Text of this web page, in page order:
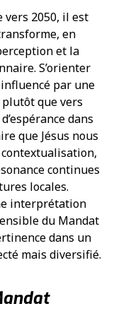
vers 2050, il est
en
et la
S’orienter
par une
que vers
dans
que Jésus nous
contextualisation,
continues
locales.
interprétation
du Mandat
dans un
mais diversifié.